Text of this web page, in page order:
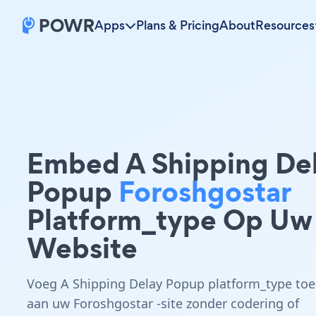
Apps Plans & PricingAboutResources
Embed A Shipping
Popup Foroshgostar
Platform_type Op Uw
Website
Voeg A Shipping Delay Popup platform_type toe
aan uw Foroshgostar -site zonder codering of